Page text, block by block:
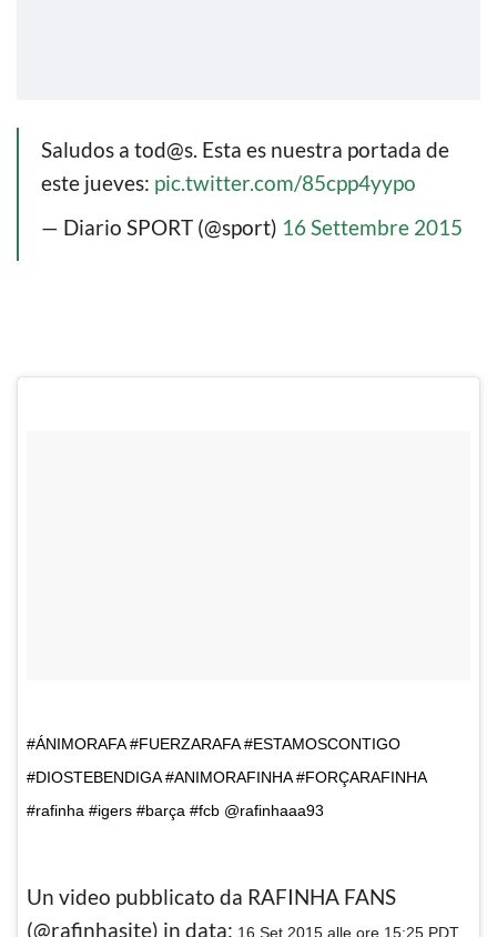
Saludos a tod@s. Esta es nuestra portada de
este jueves: pic.twitter.com/85cpp4yypo
— Diario SPORT (@sport) 16 Settembre 2015
#ÁNIMORAFA #FUERZARAFA #ESTAMOSCONTIGO
#DIOSTEBENDIGA #ANIMORAFINHA #FORÇARAFINHA
#rafinha #igers #barça #fcb @rafinhaaa93
Un video pubblicato da RAFINHA FANS
(@rafinhasite) in data: 16 Set 2015 alle ore 15:25 PDT